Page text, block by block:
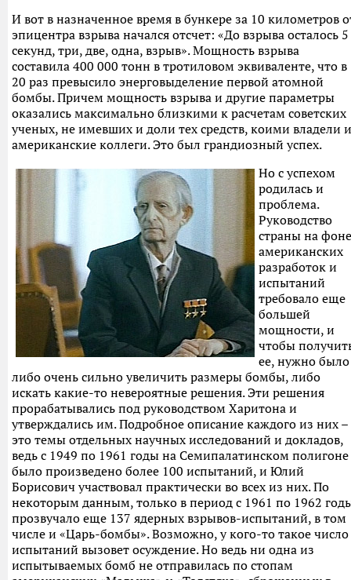
И вот в назначенное время в бункере за 10 километров
эпицентра взрыва начался отсчет: «До взрыва осталось 5
секунд, три, две, одна, взрыв». Мощность взрыва
составила 400 000 тонн в тротиловом эквиваленте, что в
20 раз превысило энерговыделение первой атомной
бомбы. Причем мощность взрыва и другие параметры
оказались максимально близкими к расчетам советских
ученых, не имевших и доли тех средств, коими владели
американские коллеги. Это был грандиозный успех.
Но с успехом
родилась и
проблема.
Руководство
страны на фоне
американских
разработок и
испытаний
требовало еще
большей
мощности, и
чтобы
ее, нужно было
либо очень сильно увеличить размеры бомбы, либо
искать какие-то невероятные решения. Эти решения
прорабатывались под руководством Харитона и
утверждались им. Подробное описание каждого из них –
это темы отдельных научных исследований и докладов,
ведь с 1949 по 1961 годы на Семипалатинском полигоне
было произведено более 100 испытаний, и Юлий
Борисович участвовал практически во всех из них. По
некоторым данным, только в период с 1961 по 1962
прозвучало еще 137 ядерных взрывов-испытаний, в том
числе и «Царь-бомбы». Возможно, у кого-то такое число
испытаний вызовет осуждение. Но ведь ни одна из
испытываемых бомб не отправилась по стопам